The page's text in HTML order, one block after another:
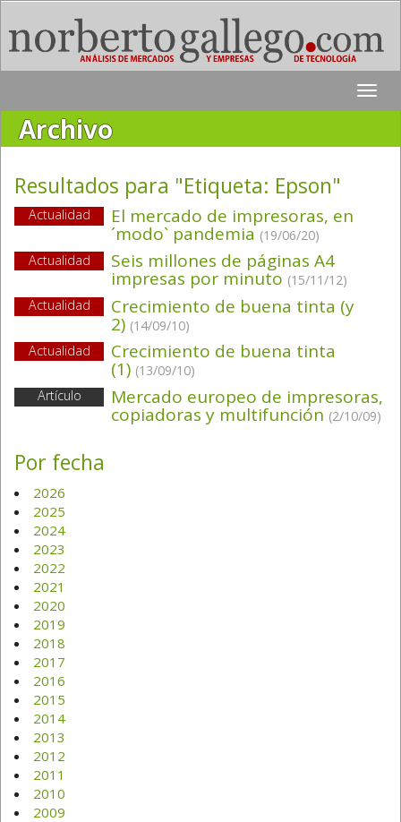
Toggle
Archivo
Resultados para "Etiqueta: Epson"
Actualidad El mercado de impresoras, en
´modo` pandemia (19/06/20)
Actualidad
Seis millones de páginas A4
impresas por minuto (15/11/12)
Actualidad
Crecimiento de buena tinta (y
2) (14/09/10)
Actualidad
Crecimiento de buena tinta
(1) (13/09/10)
Artículo
Mercado europeo de impresoras,
copiadoras y multifunción (2/10/09)
Por fecha
2026
2025
2024
2023
2022
2021
2020
2019
2018
2017
2016
2015
2014
2013
2012
2011
2010
2009